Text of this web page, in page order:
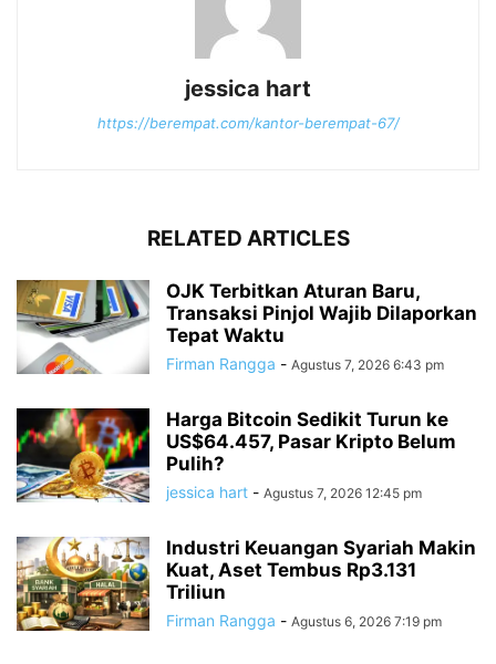
jessica hart
https://berempat.com/kantor-berempat-67/
RELATED ARTICLES
OJK Terbitkan Aturan Baru,
Transaksi Pinjol Wajib Dilaporkan
Tepat Waktu
Firman Rangga - Agustus 7, 2026 6:43 pm
Harga Bitcoin Sedikit Turun ke
US$64.457, Pasar Kripto Belum
Pulih?
jessica hart - Agustus 7, 2026 12:45 pm
Industri Keuangan Syariah Makin
Kuat, Aset Tembus Rp3.131
Triliun
Firman Rangga - Agustus 6, 2026 7:19 pm